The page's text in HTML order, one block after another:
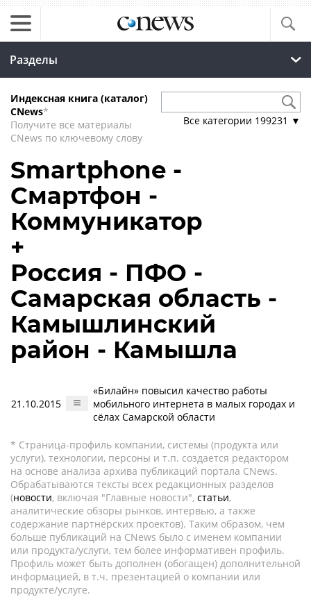
Разделы
Индексная книга (каталог)
CNews*
Получите все материалы
CNews по ключевому слову
Все категории 199231 ▼
Smartphone -
Смартфон -
Коммуникатор
+
Россия - ПФО -
Самарская область -
Камышлинский
район - Камышла
21.10.2015
«Билайн» повысил качество работы
мобильного интернета в малых городах и
сёлах Самарской области
* Страница-профиль компании, системы (продукта или
услуги), технологии, персоны и т.п. создается редактором
на основе анализа архива публикаций портала CNews.
Обрабатываются тексты всех редакционных разделов
(новости, включая "Главные новости", статьи,
аналитические обзоры рынков, интервью, а также
содержание партнёрских проектов). Таким образом, чем
больше публикаций на CNews было с именем компании
или продукта/услуги, тем более информативен профиль.
Профиль может быть дополнен (обогащен) дополнительной
информацией, в т.ч. презентацией о компании или
продукте/услуге.